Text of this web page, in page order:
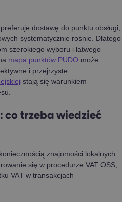
dostawę do punktu obsługi,
systematycznie rośnie. Dlatego
szerokiego wyboru i łatwego
mapa punktów PUDO może
i przejrzyste
stają się warunkiem
co trzeba wiedzieć
znajomości lokalnych
się w procedurze VAT OSS,
VAT w transakcjach